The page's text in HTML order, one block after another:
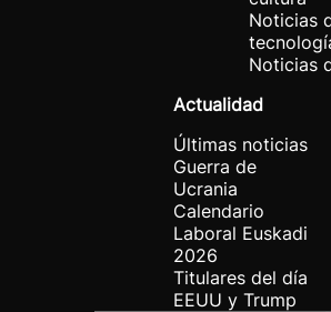
Noticias
Noticias
Actualidad
Últimas noticias
Guerra de
Ucrania
Calendario
Laboral Euskadi
2026
Titulares del día
EEUU y Trump